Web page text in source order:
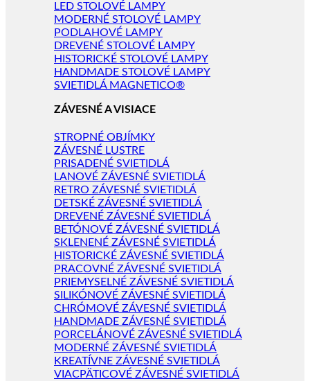
LED STOLOVÉ LAMPY
MODERNÉ STOLOVÉ LAMPY
PODLAHOVÉ LAMPY
DREVENÉ STOLOVÉ LAMPY
HISTORICKÉ STOLOVÉ LAMPY
HANDMADE STOLOVÉ LAMPY
SVIETIDLÁ MAGNETICO®
ZÁVESNÉ A VISIACE
STROPNÉ OBJÍMKY
ZÁVESNÉ LUSTRE
PRISADENÉ SVIETIDLÁ
LANOVÉ ZÁVESNÉ SVIETIDLÁ
RETRO ZÁVESNÉ SVIETIDLÁ
DETSKÉ ZÁVESNÉ SVIETIDLÁ
DREVENÉ ZÁVESNÉ SVIETIDLÁ
BETÓNOVÉ ZÁVESNÉ SVIETIDLÁ
SKLENENÉ ZÁVESNÉ SVIETIDLÁ
HISTORICKÉ ZÁVESNÉ SVIETIDLÁ
PRACOVNÉ ZÁVESNÉ SVIETIDLÁ
PRIEMYSELNÉ ZÁVESNÉ SVIETIDLÁ
SILIKÓNOVÉ ZÁVESNÉ SVIETIDLÁ
CHRÓMOVÉ ZÁVESNÉ SVIETIDLÁ
HANDMADE ZÁVESNÉ SVIETIDLÁ
PORCELÁNOVÉ ZÁVESNÉ SVIETIDLÁ
MODERNÉ ZÁVESNÉ SVIETIDLÁ
KREATÍVNE ZÁVESNÉ SVIETIDLÁ
VIACPÄTICOVÉ ZÁVESNÉ SVIETIDLÁ